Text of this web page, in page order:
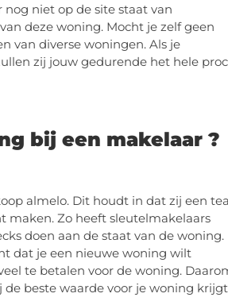
niet op de site staat van
deze woning. Mocht je zelf geen
van diverse woningen. Als je
zij jouw gedurende het hele
bij een makelaar ?
almelo. Dit houdt in dat zij een
maken. Zo heeft sleutelmakelaars
doen aan de staat van de woning.
dat je een nieuwe woning wilt
te betalen voor de woning.
beste waarde voor je woning